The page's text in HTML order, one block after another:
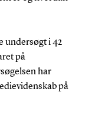
undersøgt i 42
på
har
på